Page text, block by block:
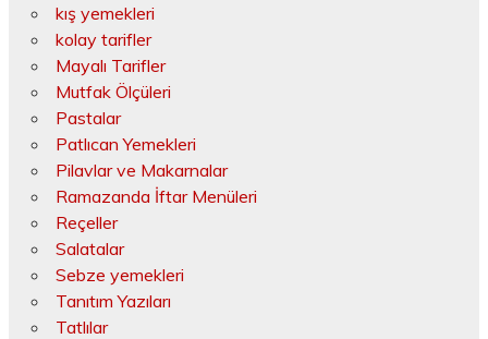
kış yemekleri
kolay tarifler
Mayalı Tarifler
Mutfak Ölçüleri
Pastalar
Patlıcan Yemekleri
Pilavlar ve Makarnalar
Ramazanda İftar Menüleri
Reçeller
Salatalar
Sebze yemekleri
Tanıtım Yazıları
Tatlılar